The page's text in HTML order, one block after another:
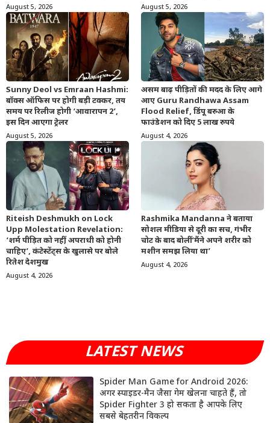
August 5, 2026 August 5, 2026
Sunny Deol vs Emraan Hashmi:
बॉक्स ऑफिस पर होगी बड़ी टक्कर, तय
समय पर रिलीज होगी ‘आवारापन 2’,
इस दिन आएगा ट्रेलर
August 5, 2026
असम बाढ़ पीड़ितों की मदद के लिए आगे
आए Guru Randhawa Assam
Flood Relief, डिंपू बरुआ के
फाउंडेशन को दिए 5 लाख रुपये
August 4, 2026
Riteish Deshmukh on Lock
Upp Molestation Revelation:
‘शर्म पीड़ित को नहीं, अपराधी को होनी
चाहिए’, कंटेस्टेंट्स के खुलासे पर बोले
रितेश देशमुख
August 4, 2026
Rashmika Mandanna ने बताया
सोशल मीडिया से दूरी का सच, गंभीर
चोट के बाद बोलीं ‘मैंने अपने शरीर को
मशीन समझ लिया था’
August 4, 2026
LATEST NEWS
Spider Man Game for Android 2026:
अगर स्पाइडर-मैन जैसा गेम खेलना चाहते हैं, तो
Spider Fighter 3 हो सकता है आपके लिए
सबसे बेहतरीन विकल्प